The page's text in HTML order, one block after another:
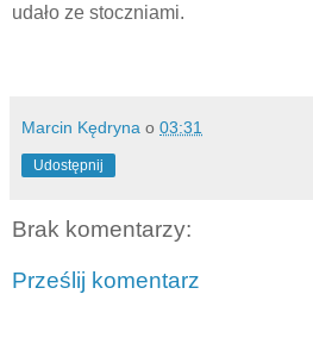
udało ze stoczniami.
Marcin Kędryna o 03:31
Udostępnij
Brak komentarzy:
Prześlij komentarz